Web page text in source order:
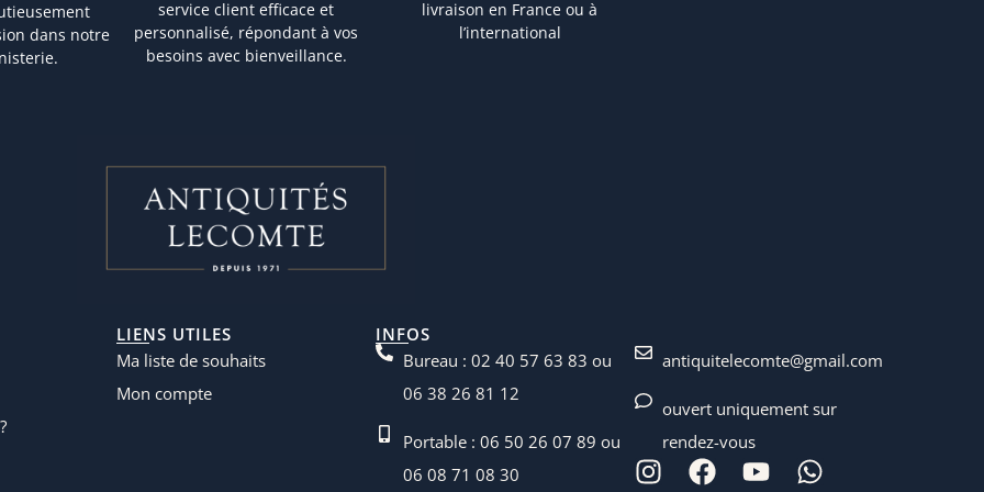
dans notre
service client efficace et
personnalisé, répondant à vos
besoins avec bienveillance.
livraison en France ou à
l’international
LIENS UTILES
Ma liste de souhaits
Mon compte
INFOS
Bureau : 02 40 57 63 83 ou
06 38 26 81 12
Portable : 06 50 26 07 89 ou
06 08 71 08 30
antiquitelecomte@gmail.com
ouvert uniquement sur
rendez-vous